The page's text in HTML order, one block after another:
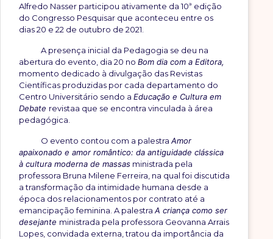
Alfredo Nasser participou ativamente da 10ª edição
do Congresso Pesquisar que aconteceu entre os
dias 20 e 22 de outubro de 2021.
A presença inicial da Pedagogia se deu na
abertura do evento, dia 20 no Bom dia com a Editora,
momento dedicado à divulgação das Revistas
Científicas produzidas por cada departamento do
Centro Universitário sendo a Educação e Cultura em
Debate revistaa que se encontra vinculada à área
pedagógica.
O evento contou com a palestra Amor
apaixonado e amor romântico: da antiguidade clássica
à cultura moderna de massas ministrada pela
professora Bruna Milene Ferreira, na qual foi discutida
a transformação da intimidade humana desde a
época dos relacionamentos por contrato até a
emancipação feminina. A palestra A criança como ser
desejante ministrada pela professora Geovanna Arrais
Lopes, convidada externa, tratou da importância da